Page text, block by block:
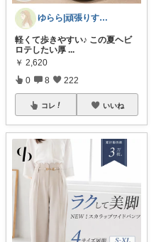
ゆらら|頑張りすぎない50代がんサバ
軽くて歩きやすい♪ この夏ヘビ
ロテしたい厚 ...
￥ 2,620
0 8 222
コレ いいね